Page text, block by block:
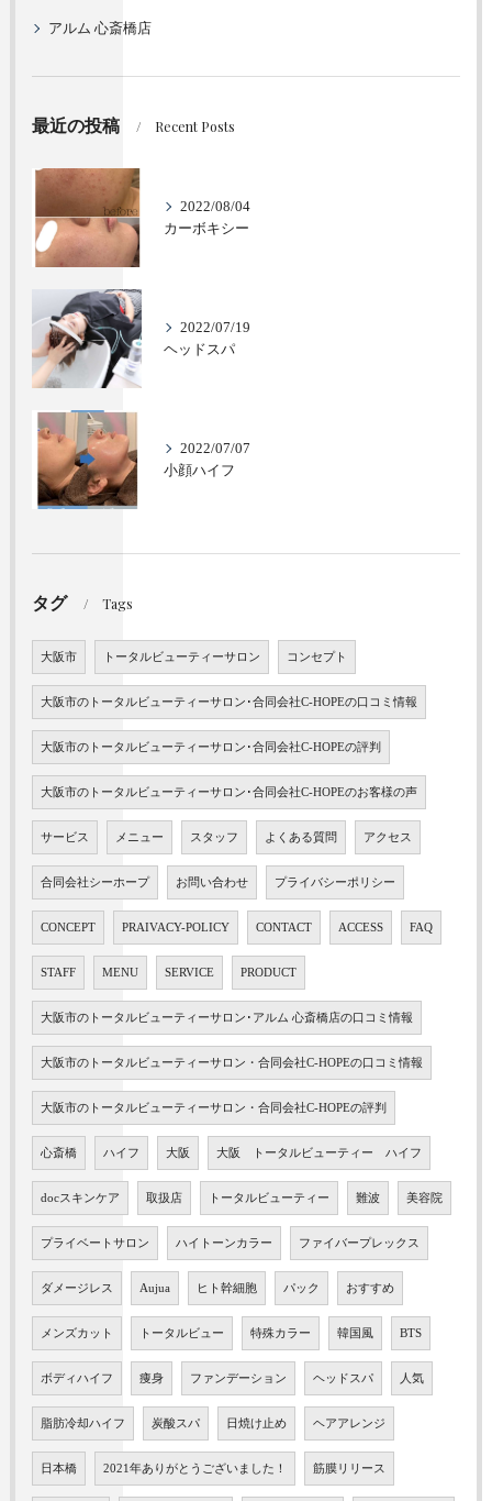
アルム 心斎橋店
最近の投稿 Recent Posts
2022/08/04
カーボキシー
2022/07/19
ヘッドスパ
2022/07/07
小顔ハイフ
タグ Tags
大阪市 トータルビューティーサロン コンセプト
大阪市のトータルビューティーサロン･合同会社C-HOPEの口コミ情報
大阪市のトータルビューティーサロン･合同会社C-HOPEの評判
大阪市のトータルビューティーサロン･合同会社C-HOPEのお客様の声
サービス メニュー スタッフ よくある質問 アクセス
合同会社シーホープ お問い合わせ プライバシーポリシー
CONCEPT PRAIVACY-POLICY CONTACT ACCESS FAQ
STAFF MENU SERVICE PRODUCT
大阪市のトータルビューティーサロン･アルム 心斎橋店の口コミ情報
大阪市のトータルビューティーサロン・合同会社C-HOPEの口コミ情報
大阪市のトータルビューティーサロン・合同会社C-HOPEの評判
心斎橋 ハイフ 大阪 大阪 トータルビューティー ハイフ
docスキンケア 取扱店 トータルビューティー 難波 美容院
プライベートサロン ハイトーンカラー ファイバープレックス
ダメージレス Aujua ヒト幹細胞 パック おすすめ
メンズカット トータルビュー 特殊カラー 韓国風 BTS
ボディハイフ 痩身 ファンデーション ヘッドスパ 人気
脂肪冷却ハイフ 炭酸スパ 日焼け止め ヘアアレンジ
日本橋 2021年ありがとうございました！ 筋膜リリース